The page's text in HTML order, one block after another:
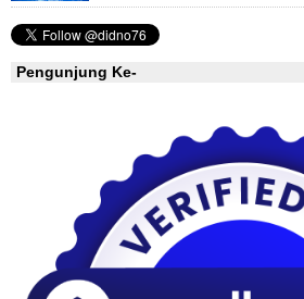
Pengunjung Ke-